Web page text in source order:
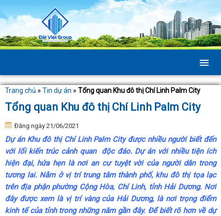
Trang chủ » Tin dự án » Tổng quan Khu đô thị Chí Linh Palm City
Tổng quan Khu đô thị Chí Linh Palm City
Đăng ngày 21/06/2021
Dự án Khu đô thị Chí Linh Palm City được nhiều người biết đến
với lối kiến trúc cảnh quan độc đáo. Dự án với nhiều tiện ích
hiện đại, hứa hẹn là nơi an cư tuyệt vời của người dân trong
tương lai. Nằm ở vị trí trung tâm thành phố, khu đô thị tọa lạc
trên địa phận phường Cộng Hòa, Chí Linh, tỉnh Hải Dương. Nơi
đây được xem là vị trí vàng của Hải Dương, là nơi trọng điểm
kinh tế của tỉnh trong những năm gần đây. Để biết rõ hơn về dự